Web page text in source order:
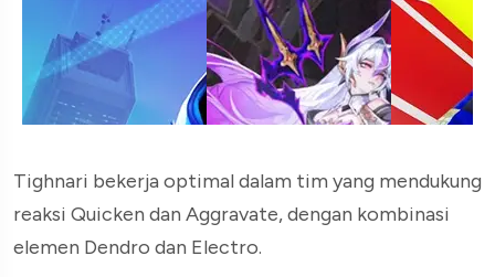
Tighnari bekerja optimal dalam tim yang mendukung
reaksi Quicken dan Aggravate, dengan kombinasi
elemen Dendro dan Electro.